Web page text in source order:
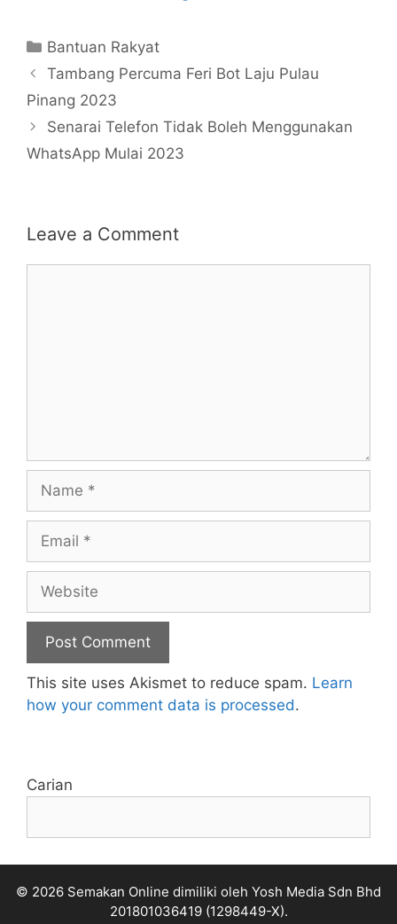
Categories
Bantuan Rakyat
Tambang Percuma Feri Bot Laju Pulau
Pinang 2023
Senarai Telefon Tidak Boleh Menggunakan
WhatsApp Mulai 2023
Leave a Comment
This site uses Akismet to reduce spam. Learn
how your comment data is processed.
Carian
© 2026 Semakan Online dimiliki oleh Yosh Media Sdn Bhd
201801036419 (1298449-X).